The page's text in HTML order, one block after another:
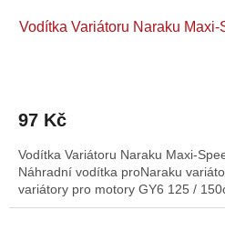
Vodítka Variátoru Naraku
produktu
5,0
z
5
hvězdiček.
97 Kč
Vodítka Variátoru Naraku Maxi-
Náhradní vodítka proNaraku
variátory pro motory GY6 125 /